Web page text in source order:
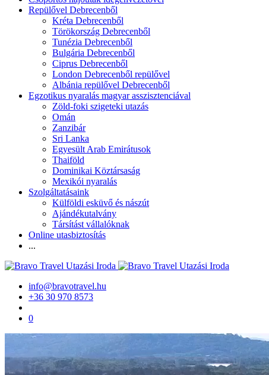
Repülővel Debrecenből
Kréta Debrecenből
Törökország Debrecenből
Tunézia Debrecenből
Bulgária Debrecenből
Ciprus Debrecenből
London Debrecenből repülővel
Albánia repülővel Debrecenből
Egzotikus nyaralás magyar asszisztenciával
Zöld-foki szigeteki utazás
Omán
Zanzibár
Sri Lanka
Egyesült Arab Emirátusok
Thaiföld
Dominikai Köztársaság
Mexikói nyaralás
Szolgáltatásaink
Külföldi esküvő és nászút
Ajándékutalvány
Társítást vállalóknak
Online utasbiztosítás
...
info@bravotravel.hu
+36 30 970 8573
0